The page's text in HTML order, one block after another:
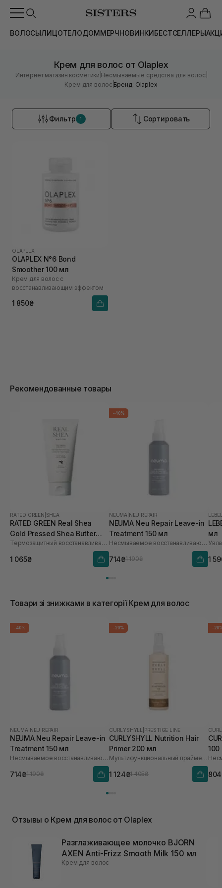
ВОЛОСЫЛИЦОТЕЛОДОММЕРЧНОВИНКИБЕСТСЕЛЛЕРЫ
Крем для волос от Olaplex
Интернет магазин косметики |Несмываемые средства для волос
Крем для волос |Бренд: Olaplex
Фильтр 1 Сортировать
OLAPLEX
OLAPLEX N°6 Bond
Smoother 100 мл
Крем для волос с
восстанавливающим эффектом
1 850₴
Рекомендованные товары
RATED GREEN SHEA
RATED GREEN Real Shea
Gold Pressed Shea Butter
Leave-in Treatment 150 мл Термозащитный восстанавливающий крем для волос с маслом ши
1 065₴
-40%
NEUMA NEU REPAIR
NEUMA Neu Repair Leave-in
Treatment 150 мл
Несмываемое восстанавливающее средство для волос
714₴1 190₴
мл
1
Товари зі знижками в категорії Крем для волос
-40%
NEUMA NEU REPAIR
NEUMA Neu Repair Leave-in
Treatment 150 мл
Несмываемое восстанавливающее средство для волос
714₴1 190₴
-20%
CURLYSHYLL PRESTIGE LINE
CURLYSHYLL Nutrition Hair
Primer 200 мл
Мультифункциональный праймер для волос
1 124₴1 405₴
-
Отзывы о Крем для волос от Olaplex
Разглаживающее молочко BJORN
AXEN Anti-Frizz Smooth Milk 150 мл
Крем для волос